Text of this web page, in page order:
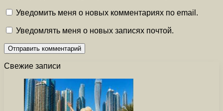
Уведомить меня о новых комментариях по email.
Уведомлять меня о новых записях почтой.
Свежие записи